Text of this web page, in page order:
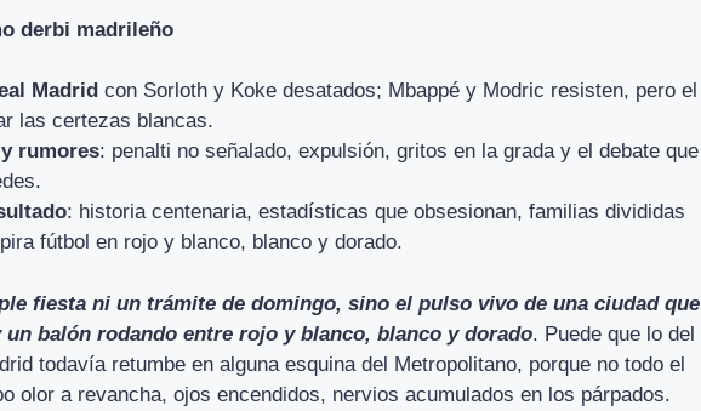
derbi madrileño
Madrid con Sorloth y Koke desatados; Mbappé y Modric resisten, pero el
las certezas blancas.
rumores: penalti no señalado, expulsión, gritos en la grada y el debate que
: historia centenaria, estadísticas que obsesionan, familias divididas
fútbol en rojo y blanco, blanco y dorado.
fiesta ni un trámite de domingo, sino el pulso vivo de una ciudad que
un balón rodando entre rojo y blanco, blanco y dorado. Puede que lo del
todavía retumbe en alguna esquina del Metropolitano, porque no todo el
olor a revancha, ojos encendidos, nervios acumulados en los párpados.